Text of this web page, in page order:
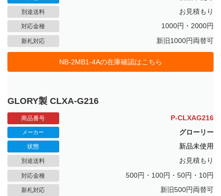
別途送料 お見積もり
対応金種 1000円・2000円
新札対応 新旧1000円両替可
NB-2MB1-4Aの在庫確認はこちら
GLORY製 CLXA-G216
商品番号 P-CLXAG216
メーカー グローリー
状態 新品未使用
別途送料 お見積もり
対応金種 500円・100円・50円・10円
新札対応 新旧500円両替可